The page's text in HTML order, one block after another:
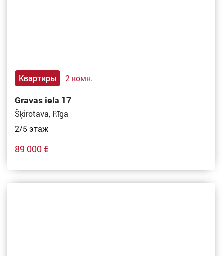
Квартиры 2 комн.
Gravas iela 17
Šķirotava, Rīga
2/5 этаж
89 000 €